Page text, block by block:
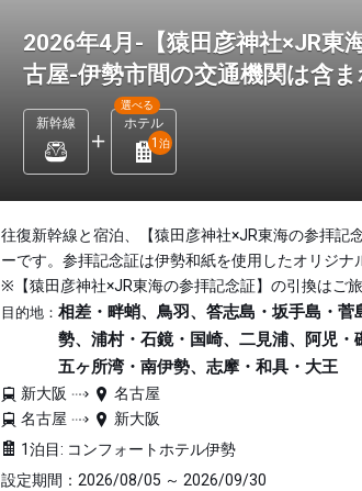
2026年4月-【猿田彦神社×JR
古屋-伊勢市間の交通機関は含
新幹線 ホテル
選べる
1 泊
往復新幹線と宿泊、【猿田彦神社×JR東海の参拝記
ーです。参拝記念証は伊勢和紙を使用したオリジナ
※【猿田彦神社×JR東海の参拝記念証】の引換はご
目的地： 相差・畔蛸、鳥羽、答志島・坂手島・
勢、浦村・石鏡・国崎、二見浦、阿児・
五ヶ所湾・南伊勢、志摩・和具・大王
新大阪
名古屋
名古屋
新大阪
1泊目: コンフォートホテル伊勢
設定期間：2026/08/05 ～ 2026/09/30